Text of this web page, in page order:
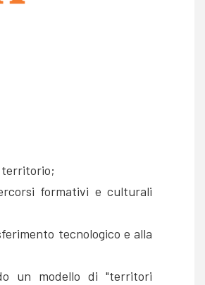
territorio;
formativi e culturali
tecnologico e alla
un modello di "territori